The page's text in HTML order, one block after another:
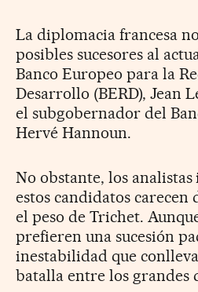
La diplomacia francesa
posibles sucesores al
Banco Europeo para la
Desarrollo (BERD), Jean
el subgobernador del
Hervé Hannoun.
No obstante, los analistas
estos candidatos carecen
el peso de Trichet.
prefieren una sucesión
inestabilidad que
batalla entre los grandes